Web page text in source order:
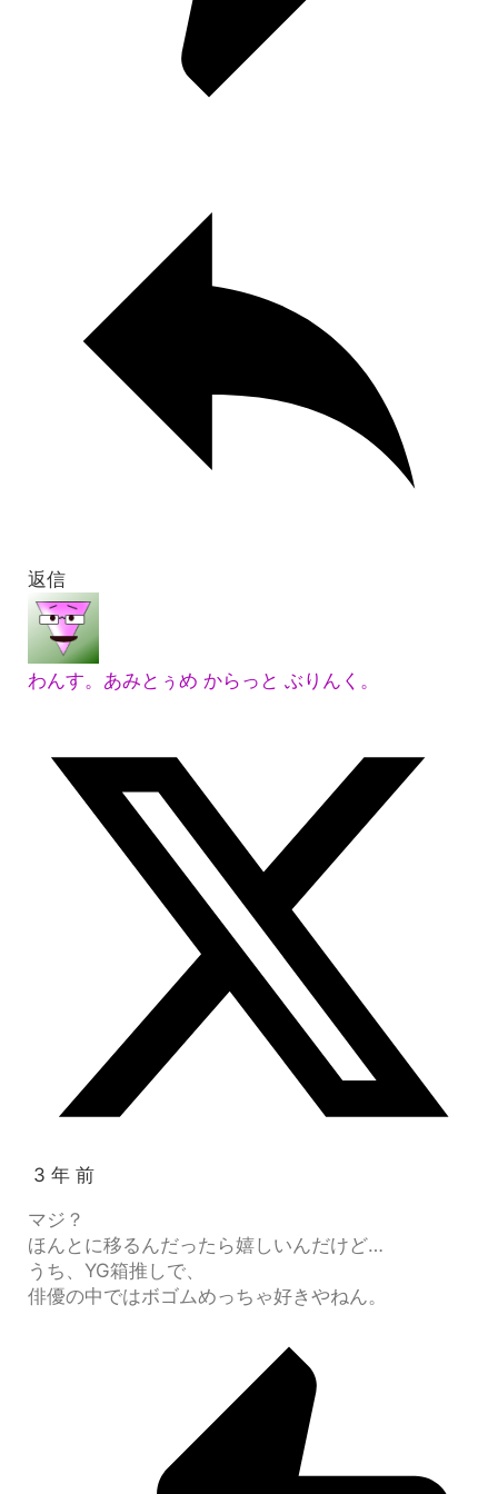
返信
わんす。あみとぅめ からっと ぶりんく。
3 年 前
マジ？
ほんとに移るんだったら嬉しいんだけど…
うち、YG箱推しで、
俳優の中ではボゴムめっちゃ好きやねん。